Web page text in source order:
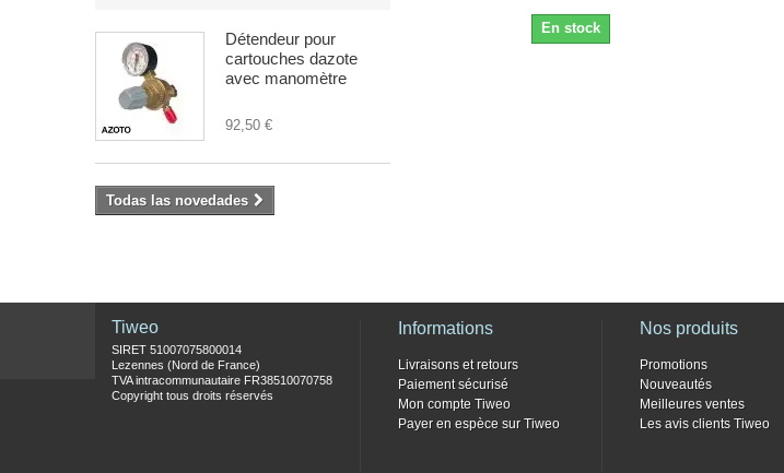
Détendeur pour
cartouches dazote
avec manomètre
92,50 €
Todas las novedades
En stock
Tiweo
SIRET 51007075800014
Lezennes (Nord de France)
TVA intracommunautaire FR38510070758
Copyright tous droits réservés
Informations
Livraisons et retours
Paiement sécurisé
Mon compte Tiweo
Payer en espèce sur Tiweo
Nos produits
Promotions
Nouveautés
Meilleures ventes
Les avis clients Tiweo